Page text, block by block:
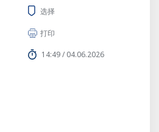
选择
打印
14:49 / 04.06.2026